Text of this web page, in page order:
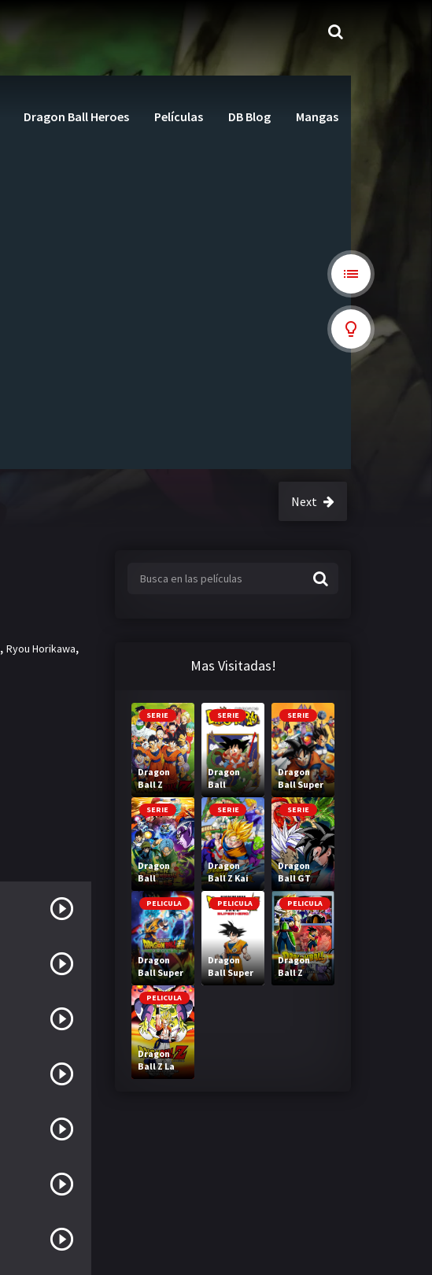
Dragon Ball Heroes Películas DB Blog Mangas
Next
, Ryou Horikawa,
Mas Visitadas!
SERIE
Dragon
Ball Z
SERIE
Dragon
Ball
SERIE
Dragon
Ball Super
SERIE
Dragon
Ball
Heroes
SERIE
Dragon
Ball Z Kai
SERIE
Dragon
Ball GT
PELICULA
Dragon
Ball Super
Broly
PELICULA
Dragon
Ball Super
Super Hero
PELICULA
Dragon
Ball Z
Bardock El
PELICULA
Dragon
Ball Z La
Fusion de